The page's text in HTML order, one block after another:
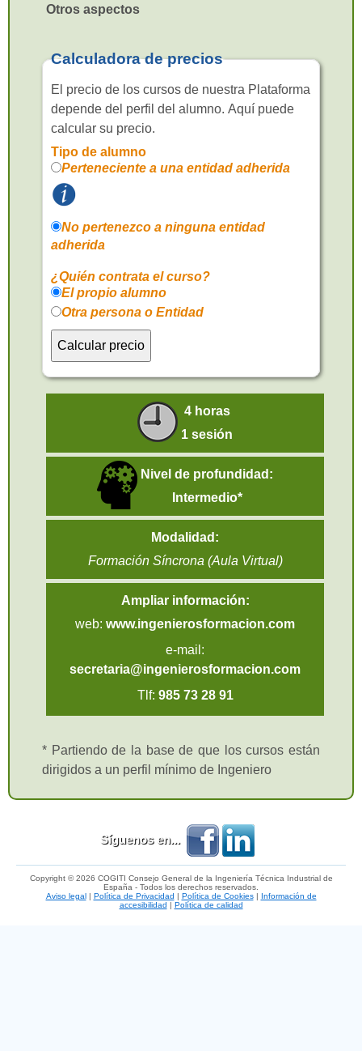
Otros aspectos
Calculadora de precios
El precio de los cursos de nuestra Plataforma
depende del perfil del alumno. Aquí puede
calcular su precio.
Tipo de alumno
Perteneciente a una entidad adherida
No pertenezco a ninguna entidad
adherida
¿Quién contrata el curso?
El propio alumno
Otra persona o Entidad
4 horas
1 sesión
Nivel de profundidad:
Intermedio*
Modalidad:
Formación Síncrona (Aula Virtual)
Ampliar información:
web: www.ingenierosformacion.com
e-mail:
secretaria@ingenierosformacion.com
Tlf: 985 73 28 91
* Partiendo de la base de que los cursos están
dirigidos a un perfil mínimo de Ingeniero
Síguenos en...
Copyright © 2026 COGITI Consejo General de la Ingeniería Técnica Industrial de
España - Todos los derechos reservados.
Aviso legal| Política de Privacidad | Política de Cookies| Información de
accesibilidad | Política de calidad